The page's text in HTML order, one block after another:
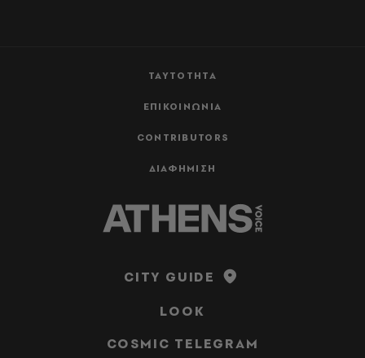
ΤΑΥΤΟΤΗΤΑ
ΕΠΙΚΟΙΝΩΝΙΑ
CONTRIBUTORS
ΔΙΑΦΗΜΙΣΗ
CITY GUIDE
LOOK
COSMIC TELEGRAM